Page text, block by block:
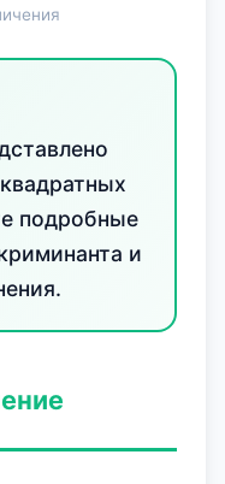
подробные
и